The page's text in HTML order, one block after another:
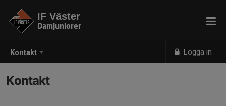
Kontakt Logga in
IF Väster
Damjuniorer
Kontakt